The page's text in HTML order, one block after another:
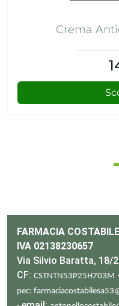
Crema
FARMACIA
IVA 02138230657
Via Silvio Baratta, 18/
CF: CSTNTN53P25H703M
pec: